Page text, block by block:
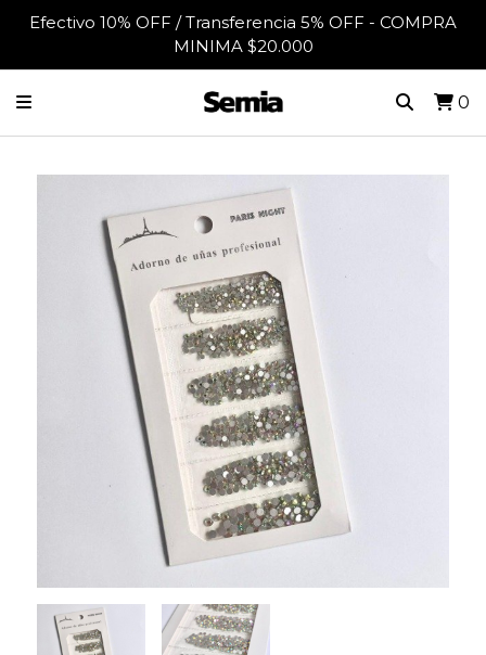
Efectivo 10% OFF / Transferencia 5% OFF - COMPRA
MINIMA $20.000
0